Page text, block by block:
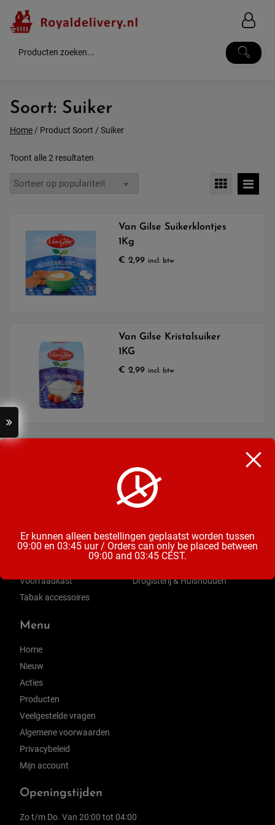
content
Soort: Suiker
Home/ Product Soort / Suiker
Toont alle 2 resultaten
populariteit
Van Gilse Suikerklontjes
1Kg
€ 2,99 incl. btw
Van Gilse Kristalsuiker
1KG
€ 2,99 incl. btw
Wijn
Groente & Fruit
Voorraadkast
Tabak accessoires
Mix & Aperitieven Drankjes
Snoep, Chocolade & Koek
Diepvries
Drogisterij & Huishouden
Menu
Home
Nieuw
Acties
Producten
Veelgestelde vragen
Algemene voorwaarden
Privacybeleid
Mijn account
Openingstijden
Zo t/m Do. Van 20:00 tot 04:00
Er kunnen alleen bestellingen geplaatst worden tussen
09:00 en 03:45 uur / Orders can only be placed between
09:00 and 03:45 CEST.